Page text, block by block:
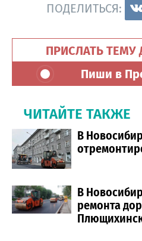
ПОДЕЛИТЬСЯ:
ПРИСЛАТЬ ТЕМУ
Пиши в
ЧИТАЙТЕ ТАКЖЕ
В
В
ремонта